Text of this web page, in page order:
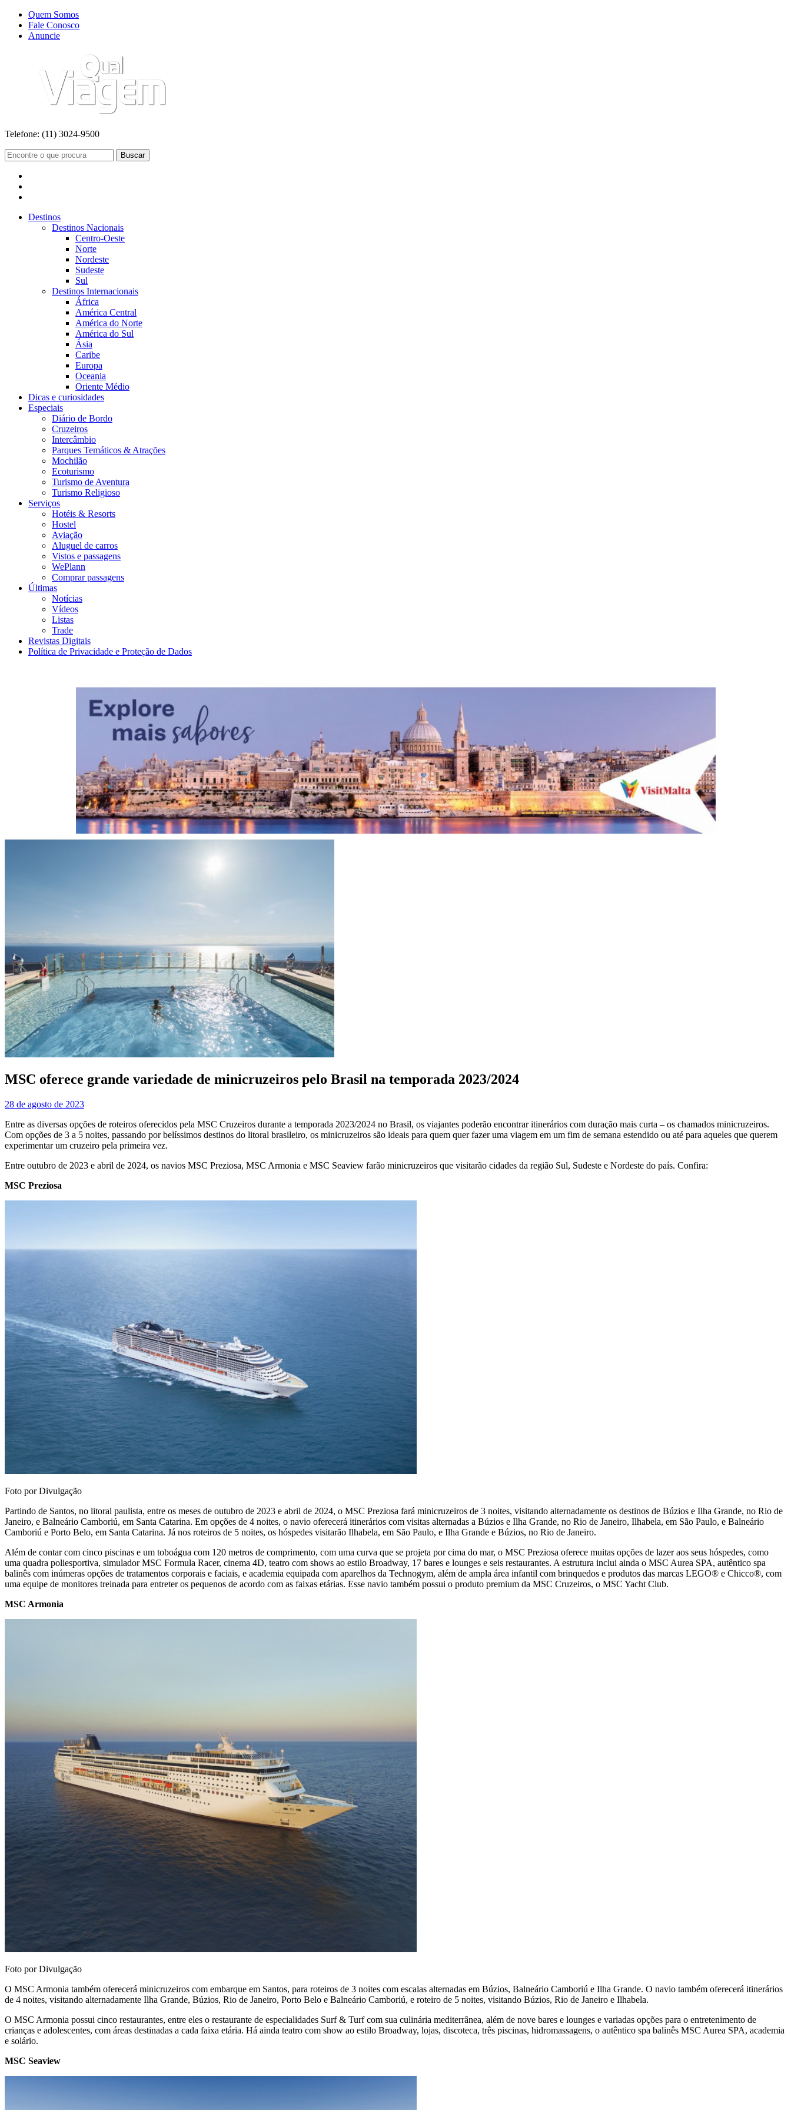
Quem Somos
Fale Conosco
Anuncie
Telefone: (11) 3024-9500
Buscar
Destinos
Destinos Nacionais
Centro-Oeste
Norte
Nordeste
Sudeste
Sul
Destinos Internacionais
África
América Central
América do Norte
América do Sul
Ásia
Caribe
Europa
Oceania
Oriente Médio
Dicas e curiosidades
Especiais
Diário de Bordo
Cruzeiros
Intercâmbio
Parques Temáticos & Atrações
Mochilão
Ecoturismo
Turismo de Aventura
Turismo Religioso
Serviços
Hotéis & Resorts
Hostel
Aviação
Aluguel de carros
Vistos e passagens
WePlann
Comprar passagens
Últimas
Notícias
Vídeos
Listas
Trade
Revistas Digitais
Política de Privacidade e Proteção de Dados
MSC oferece grande variedade de minicruzeiros pelo Brasil na temporada 2023/2024
28 de agosto de 2023
Entre as diversas opções de roteiros oferecidos pela MSC Cruzeiros durante a temporada 2023/2024 no Brasil, os viajantes poderão encontrar itinerários com duração mais curta – os chamados minicruzeiros.
Com opções de 3 a 5 noites, passando por belíssimos destinos do litoral brasileiro, os minicruzeiros são ideais para quem quer fazer uma viagem em um fim de semana estendido ou até para aqueles que querem
experimentar um cruzeiro pela primeira vez.
Entre outubro de 2023 e abril de 2024, os navios MSC Preziosa, MSC Armonia e MSC Seaview farão minicruzeiros que visitarão cidades da região Sul, Sudeste e Nordeste do país. Confira:
MSC Preziosa
Foto por Divulgação
Partindo de Santos, no litoral paulista, entre os meses de outubro de 2023 e abril de 2024, o MSC Preziosa fará minicruzeiros de 3 noites, visitando alternadamente os destinos de Búzios e Ilha Grande, no Rio de
Janeiro, e Balneário Camboriú, em Santa Catarina. Em opções de 4 noites, o navio oferecerá itinerários com visitas alternadas a Búzios e Ilha Grande, no Rio de Janeiro, Ilhabela, em São Paulo, e Balneário
Camboriú e Porto Belo, em Santa Catarina. Já nos roteiros de 5 noites, os hóspedes visitarão Ilhabela, em São Paulo, e Ilha Grande e Búzios, no Rio de Janeiro.
Além de contar com cinco piscinas e um toboágua com 120 metros de comprimento, com uma curva que se projeta por cima do mar, o MSC Preziosa oferece muitas opções de lazer aos seus hóspedes, como
uma quadra poliesportiva, simulador MSC Formula Racer, cinema 4D, teatro com shows ao estilo Broadway, 17 bares e lounges e seis restaurantes. A estrutura inclui ainda o MSC Aurea SPA, autêntico spa
balinês com inúmeras opções de tratamentos corporais e faciais, e academia equipada com aparelhos da Technogym, além de ampla área infantil com brinquedos e produtos das marcas LEGO® e Chicco®, com
uma equipe de monitores treinada para entreter os pequenos de acordo com as faixas etárias. Esse navio também possui o produto premium da MSC Cruzeiros, o MSC Yacht Club.
MSC Armonia
Foto por Divulgação
O MSC Armonia também oferecerá minicruzeiros com embarque em Santos, para roteiros de 3 noites com escalas alternadas em Búzios, Balneário Camboriú e Ilha Grande. O navio também oferecerá itinerários
de 4 noites, visitando alternadamente Ilha Grande, Búzios, Rio de Janeiro, Porto Belo e Balneário Camboriú, e roteiro de 5 noites, visitando Búzios, Rio de Janeiro e Ilhabela.
O MSC Armonia possui cinco restaurantes, entre eles o restaurante de especialidades Surf & Turf com sua culinária mediterrânea, além de nove bares e lounges e variadas opções para o entretenimento de
crianças e adolescentes, com áreas destinadas a cada faixa etária. Há ainda teatro com show ao estilo Broadway, lojas, discoteca, três piscinas, hidromassagens, o autêntico spa balinês MSC Aurea SPA, academia
e solário.
MSC Seaview